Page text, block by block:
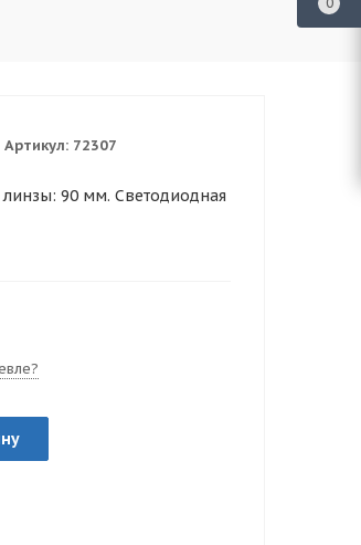
Артикул: 72307
90 мм. Светодиодная